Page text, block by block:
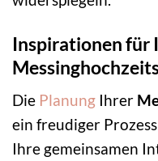
Inspirationen für
Die Planung Ihrer
ein freudiger
Ihre gemeinsamen